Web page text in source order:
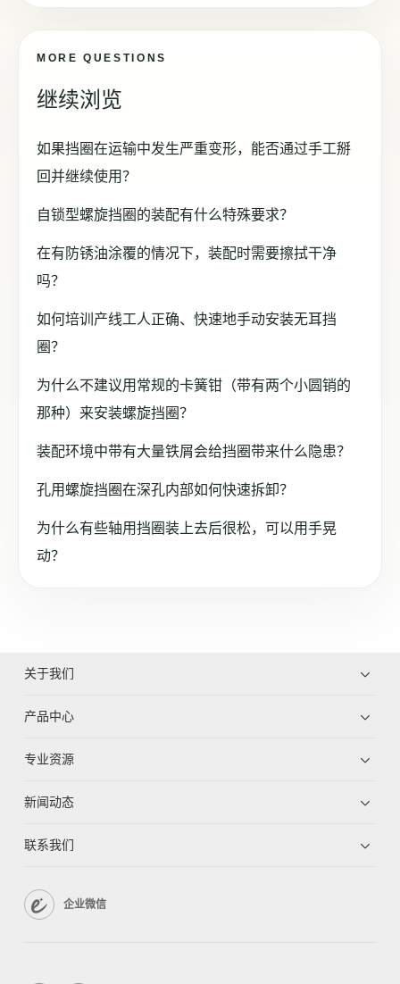
MORE QUESTIONS
继续浏览
如果挡圈在运输中发生严重变形，能否通过手工掰
回并继续使用？
自锁型螺旋挡圈的装配有什么特殊要求？
在有防锈油涂覆的情况下，装配时需要擦拭干净
吗？
如何培训产线工人正确、快速地手动安装无耳挡
圈？
为什么不建议用常规的卡簧钳（带有两个小圆销的
那种）来安装螺旋挡圈？
装配环境中带有大量铁屑会给挡圈带来什么隐患？
孔用螺旋挡圈在深孔内部如何快速拆卸？
为什么有些轴用挡圈装上去后很松，可以用手晃
动？
关于我们
产品中心
专业资源
新闻动态
联系我们
企业微信